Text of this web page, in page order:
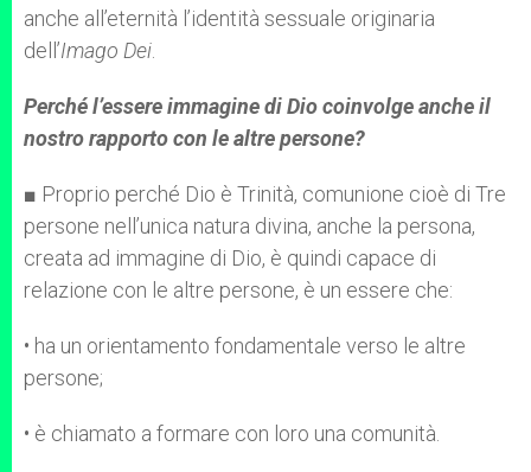
anche all’eternità l’identità sessuale originaria
dell’Imago Dei
Perché l’essere immagine di Dio coinvolge anche il
nostro rapporto con le altre persone?
■ Proprio perché Dio è Trinità, comunione cioè di Tre
persone nell’unica natura divina, anche la persona,
creata ad immagine di Dio, è quindi capace di
relazione con le altre persone, è un essere che:
• ha un orientamento fondamentale verso le altre
persone;
• è chiamato a formare con loro una comunità.